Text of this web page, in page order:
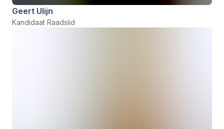
Geert Ulijn
Kandidaat Raadslid